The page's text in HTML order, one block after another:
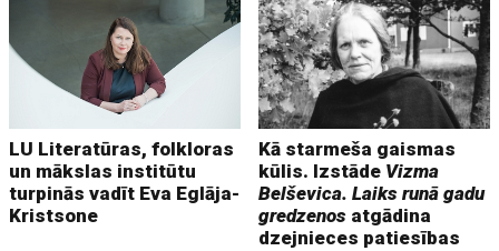
LU Literatūras, folkloras
un mākslas institūtu
turpinās vadīt Eva Eglāja-
Kristsone
Kā starmeša gaismas
kūlis. Izstāde Vizma
Belševica. Laiks runā gadu
gredzenos atgādina
dzejnieces patiesības